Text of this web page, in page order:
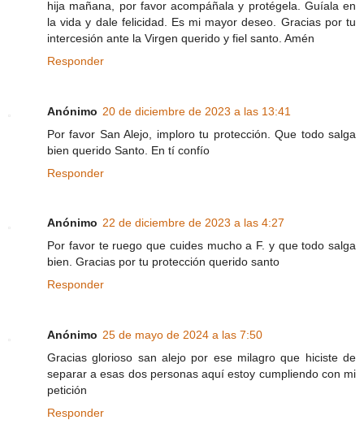
hija mañana, por favor acompáñala y protégela. Guíala en
la vida y dale felicidad. Es mi mayor deseo. Gracias por tu
intercesión ante la Virgen querido y fiel santo. Amén
Responder
Anónimo 20 de diciembre de 2023 a las 13:41
Por favor San Alejo, imploro tu protección. Que todo salga
bien querido Santo. En tí confío
Responder
Anónimo 22 de diciembre de 2023 a las 4:27
Por favor te ruego que cuides mucho a F. y que todo salga
bien. Gracias por tu protección querido santo
Responder
Anónimo 25 de mayo de 2024 a las 7:50
Gracias glorioso san alejo por ese milagro que hiciste de
separar a esas dos personas aquí estoy cumpliendo con mi
petición
Responder